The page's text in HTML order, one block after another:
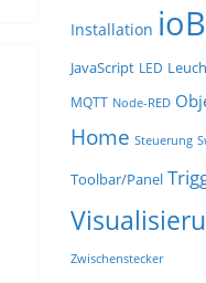
Installation
JavaScript LED
MQTT Node-RED
Home Steuerung
Toolbar/Panel
Zwischenstecker